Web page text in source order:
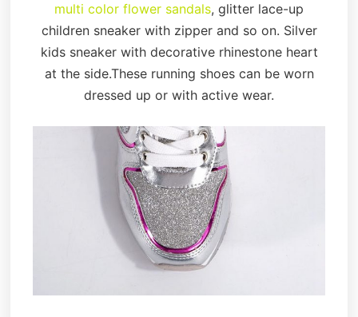
multi color flower sandals, glitter lace-up
children sneaker with zipper and so on. Silver
kids sneaker with decorative rhinestone heart
at the side.These running shoes can be worn
dressed up or with active wear.